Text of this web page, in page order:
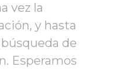
vez la
y hasta
de
Esperamos